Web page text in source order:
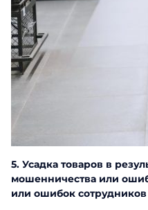
5. Усадка товаров в
мошенничества или
или ошибок сотрудников